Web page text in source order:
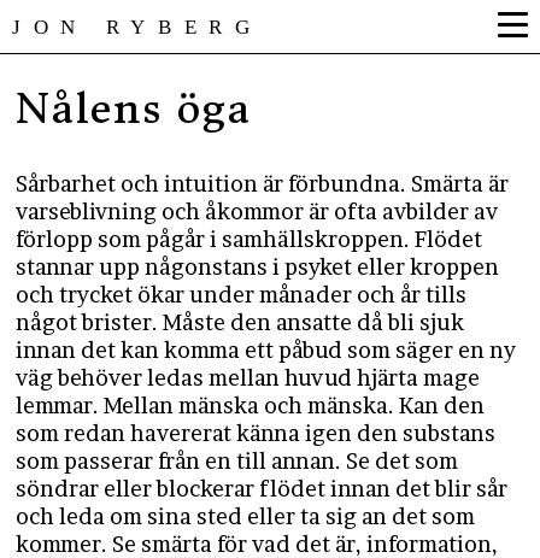
JON RYBERG
Nålens öga
Sårbarhet och intuition är förbundna. Smärta är
varseblivning och åkommor är ofta avbilder av
förlopp som pågår i samhällskroppen. Flödet
stannar upp någonstans i psyket eller kroppen
och trycket ökar under månader och år tills
något brister. Måste den ansatte då bli sjuk
innan det kan komma ett påbud som säger en ny
väg behöver ledas mellan huvud hjärta mage
lemmar. Mellan mänska och mänska. Kan den
som redan havererat känna igen den substans
som passerar från en till annan. Se det som
söndrar eller blockerar flödet innan det blir sår
och leda om sina sted eller ta sig an det som
kommer. Se smärta för vad det är, information,